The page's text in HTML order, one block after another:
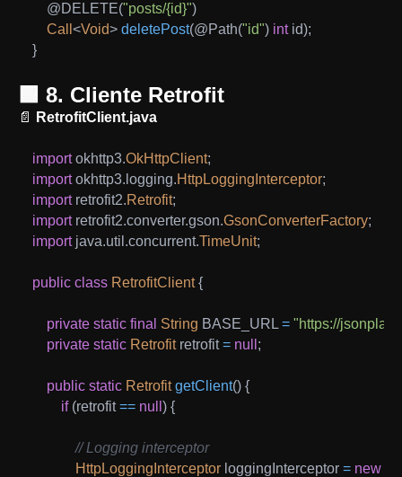
@DELETE("posts/{id}")
Call <Void> deletePost(@Path("id") int id);
}
🟩 8. Cliente Retrofit
📄 RetrofitClient.java
import okhttp3.OkHttpClient;
import okhttp3. logging.HttpLoggingInterceptor;
import retrofit2.Retrofit;
import retrofit2.converter.gson.GsonConverterFactory;
import java.util .concurrent.TimeUnit;
public class RetrofitClient {
private static final String BASE_URL = "https://
private static Retrofit retrofit = null ;
public static Retrofit getClient() {
if (retrofit == null ) {
// Logging interceptor
HttpLoggingInterceptor loggingInterceptor = new